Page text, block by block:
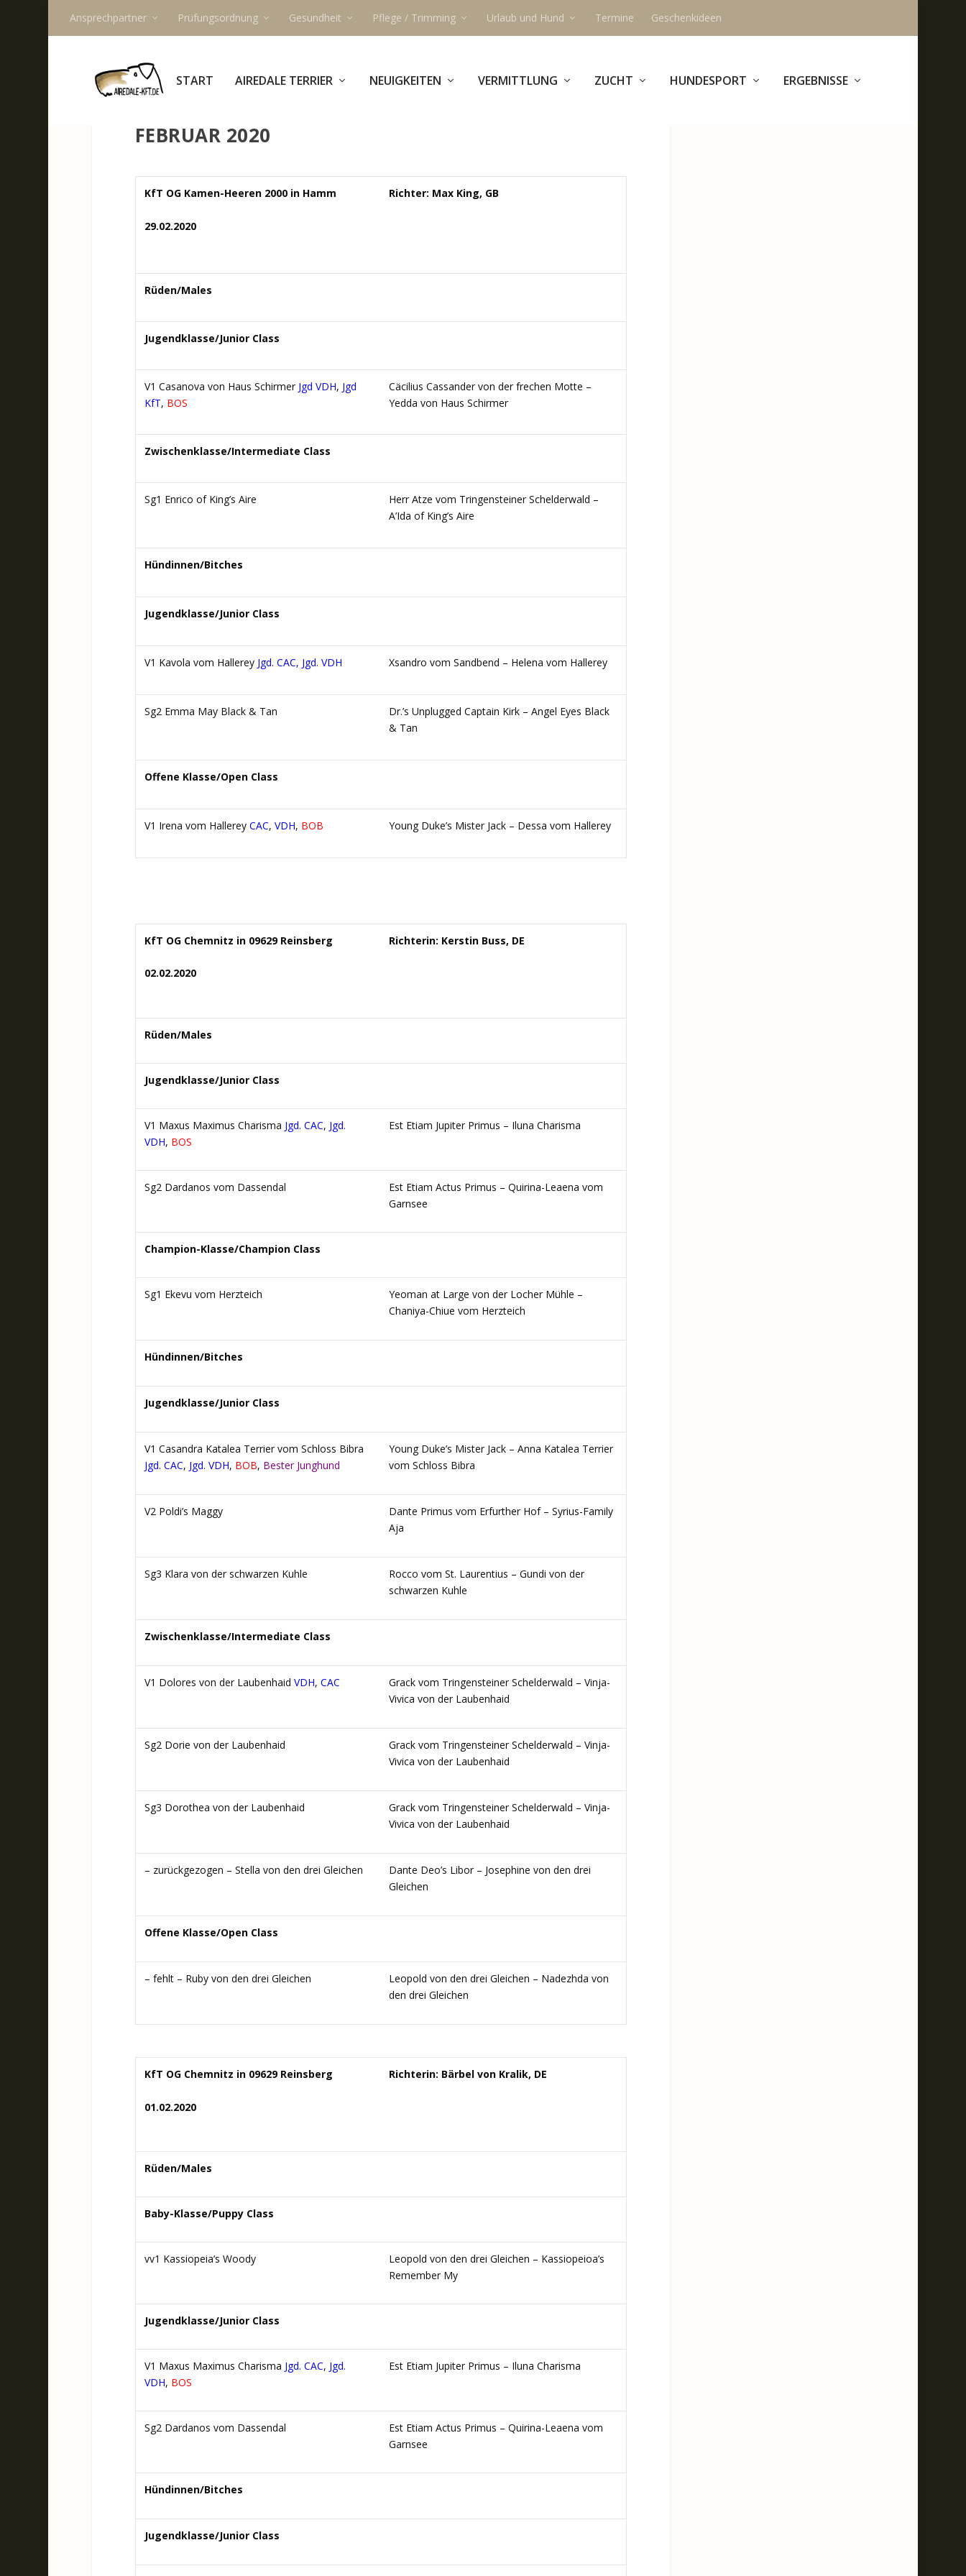
Ansprechpartner Prüfungsordnung Gesundheit Pflege / Trimming Urlaub und Hund Termine Geschenkideen
START AIREDALE TERRIER NEUIGKEITEN VERMITTLUNG ZUCHT HUNDESPORT ERGEBNISSE
FEBRUAR 2020
KfT OG Kamen-Heeren 2000 in Hamm
29.02.2020
Richter: Max King, GB
Rüden/Males
Jugendklasse/Junior Class
V1 Casanova von Haus Schirmer Jgd VDH, Jgd
KfT, BOS
Cäcilius Cassander von der frechen Motte –
Yedda von Haus Schirmer
Zwischenklasse/Intermediate Class
Sg1 Enrico of King’s Aire
Herr Atze vom Tringensteiner Schelderwald –
A’Ida of King’s Aire
Hündinnen/Bitches
Jugendklasse/Junior Class
V1 Kavola vom Hallerey Jgd. CAC, Jgd. VDH Xsandro vom Sandbend – Helena vom Hallerey
Sg2 Emma May Black & Tan
Dr.’s Unplugged Captain Kirk – Angel Eyes Black
& Tan
Offene Klasse/Open Class
V1 Irena vom Hallerey CAC, VDH, BOB Young Duke’s Mister Jack – Dessa vom Hallerey
KfT OG Chemnitz in 09629 Reinsberg
02.02.2020
Richterin: Kerstin Buss, DE
Rüden/Males
Jugendklasse/Junior Class
V1 Maxus Maximus Charisma Jgd. CAC, Jgd.
VDH, BOS
Est Etiam Jupiter Primus – Iluna Charisma
Sg2 Dardanos vom Dassendal
Est Etiam Actus Primus – Quirina-Leaena vom
Garnsee
Champion-Klasse/Champion Class
Sg1 Ekevu vom Herzteich
Yeoman at Large von der Locher Mühle –
Chaniya-Chiue vom Herzteich
Hündinnen/Bitches
Jugendklasse/Junior Class
V1 Casandra Katalea Terrier vom Schloss Bibra
Jgd. CAC, Jgd. VDH, BOB, Bester Junghund
Young Duke’s Mister Jack – Anna Katalea Terrier
vom Schloss Bibra
V2 Poldi’s Maggy
Dante Primus vom Erfurther Hof – Syrius-Family
Aja
Sg3 Klara von der schwarzen Kuhle
Rocco vom St. Laurentius – Gundi von der
schwarzen Kuhle
Zwischenklasse/Intermediate Class
V1 Dolores von der Laubenhaid VDH, CAC
Grack vom Tringensteiner Schelderwald – Vinja-
Vivica von der Laubenhaid
Sg2 Dorie von der Laubenhaid
Grack vom Tringensteiner Schelderwald – Vinja-
Vivica von der Laubenhaid
Sg3 Dorothea von der Laubenhaid
Grack vom Tringensteiner Schelderwald – Vinja-
Vivica von der Laubenhaid
– zurückgezogen – Stella von den drei Gleichen
Dante Deo’s Libor – Josephine von den drei
Gleichen
Offene Klasse/Open Class
– fehlt – Ruby von den drei Gleichen
Leopold von den drei Gleichen – Nadezhda von
den drei Gleichen
KfT OG Chemnitz in 09629 Reinsberg
01.02.2020
Richterin: Bärbel von Kralik, DE
Rüden/Males
Baby-Klasse/Puppy Class
vv1 Kassiopeia’s Woody
Leopold von den drei Gleichen – Kassiopeioa’s
Remember My
Jugendklasse/Junior Class
V1 Maxus Maximus Charisma Jgd. CAC, Jgd.
VDH, BOS
Est Etiam Jupiter Primus – Iluna Charisma
Sg2 Dardanos vom Dassendal
Est Etiam Actus Primus – Quirina-Leaena vom
Garnsee
Hündinnen/Bitches
Jugendklasse/Junior Class